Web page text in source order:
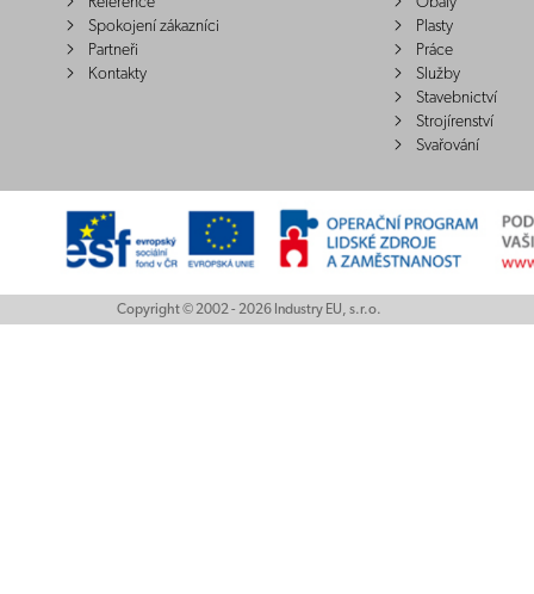
Spokojení zákazníci
Partneři
Kontakty
Plasty
Práce
Služby
Stavebnictví
Strojírenství
Svařování
Copyright © 2002 - 2026 Industry EU, s.r.o.